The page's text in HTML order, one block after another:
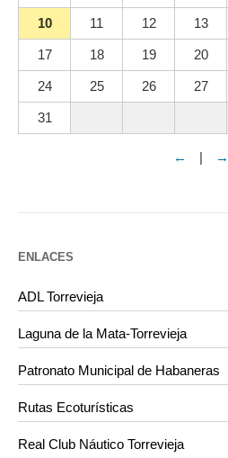
10 11 12 13
17 18 19 20
24 25 26 27
31
← | →
ENLACES
ADL Torrevieja
Laguna de la Mata-Torrevieja
Patronato Municipal de Habaneras
Rutas Ecoturísticas
Real Club Náutico Torrevieja